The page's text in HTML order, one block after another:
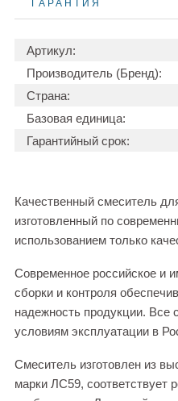
ГАРАНТИЯ
Артикул:
Производитель (Бренд):
Страна:
Базовая единица:
Гарантийный срок:
Качественный смеситель
изготовленный по
использованием только
Современное российское и
сборки и контроля
надежность продукции. Все
условиям эксплуатации в
Смеситель изготовлен из
марки ЛС59, соответствует